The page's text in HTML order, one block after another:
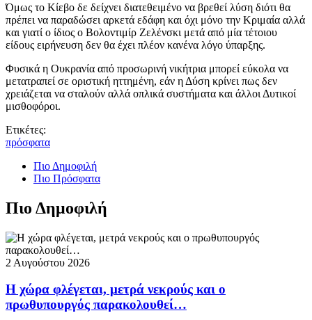
Όμως το Κίεβο δε δείχνει διατεθειμένο να βρεθεί λύση διότι θα
πρέπει να παραδώσει αρκετά εδάφη και όχι μόνο την Κριμαία αλλά
και γιατί ο ίδιος ο Βολοντιμίρ Ζελένσκι μετά από μία τέτοιου
είδους ειρήνευση δεν θα έχει πλέον κανένα λόγο ύπαρξης.
Φυσικά η Ουκρανία από προσωρινή νικήτρια μπορεί εύκολα να
μετατραπεί σε οριστική ηττημένη, εάν η Δύση κρίνει πως δεν
χρειάζεται να σταλούν αλλά οπλικά συστήματα και άλλοι Δυτικοί
μισθοφόροι.
Ετικέτες:
πρόσφατα
Πιο Δημοφιλή
Πιο Πρόσφατα
Πιο Δημοφιλή
2 Αυγούστου 2026
Η χώρα φλέγεται, μετρά νεκρούς και ο
πρωθυπουργός παρακολουθεί…